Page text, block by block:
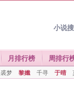
小说
月排行榜 周排行
裘梦 黎孅 千寻 于晴